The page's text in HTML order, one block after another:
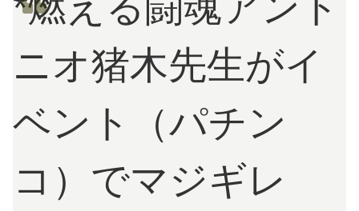
ニオ猪木先生がイ
ベント（パチン
コ）でマジギレ